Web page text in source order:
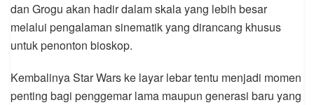
dan Grogu akan hadir dalam skala yang lebih besar
melalui pengalaman sinematik yang dirancang khusus
untuk penonton bioskop.
Kembalinya Star Wars ke layar lebar tentu menjadi momen
penting bagi penggemar lama maupun generasi baru yang